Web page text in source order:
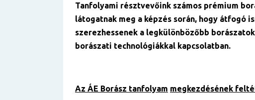
Tanfolyami résztvevőink számos prémium
látogatnak meg a képzés során, hogy átfogó
szerezhessenek a legkülönbözőbb
borászati technológiákkal kapcsolatban.
Az ÁE Borász tanfolyam megkezdésének